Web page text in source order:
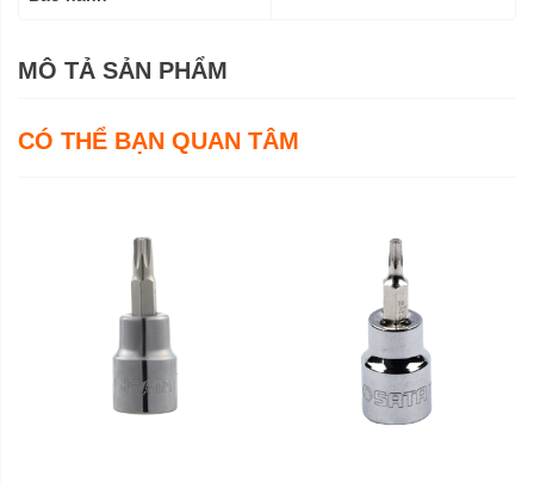
MÔ TẢ SẢN PHẨM
CÓ THỂ BẠN QUAN TÂM